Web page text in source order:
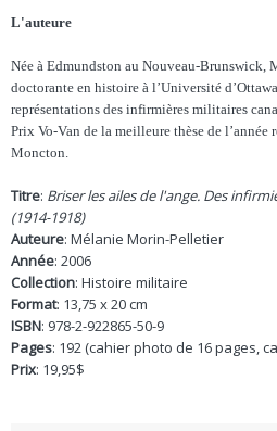
L'auteure
Née à Edmundston au Nouveau-Brunswick,
doctorante en histoire à l’Université
représentations des infirmières militaires
Prix Vo-Van de la meilleure thèse de l’année
Moncton.
Titre: Briser les ailes de l'ange. Des
(1914-1918)
Auteure: Mélanie Morin-Pelletier
Année: 2006
Collection: Histoire militaire
Format: 13,75 x 20 cm
ISBN: 978-2-922865-50-9
Pages: 192 (cahier photo de 16 pages,
Prix: 19,95$